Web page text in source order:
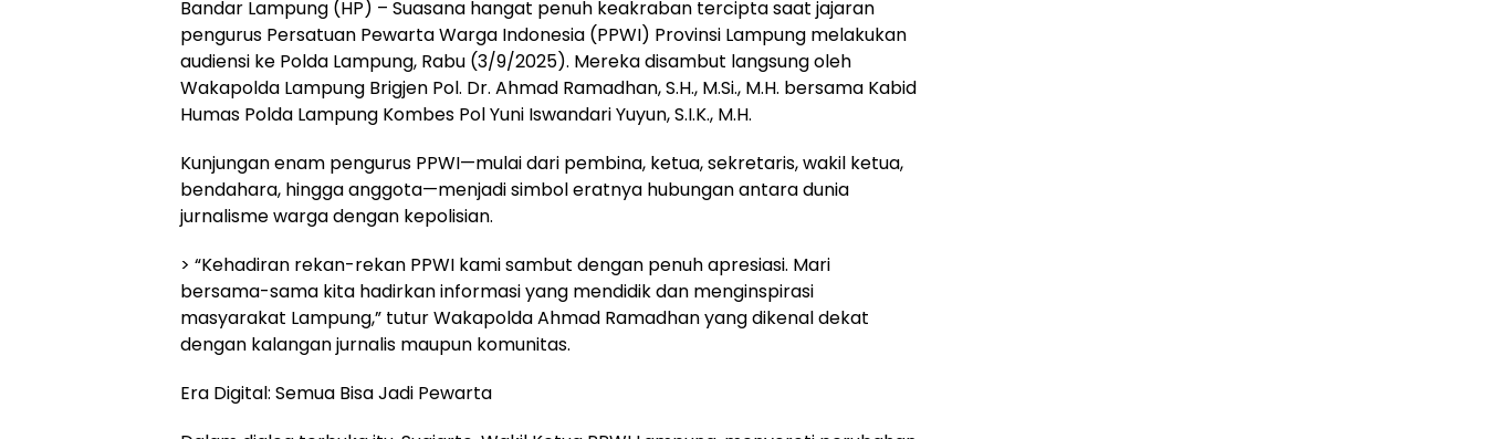
Bandar Lampung (HP) – Suasana hangat penuh keakraban tercipta saat jajaran
pengurus Persatuan Pewarta Warga Indonesia (PPWI) Provinsi Lampung melakukan
audiensi ke Polda Lampung, Rabu (3/9/2025). Mereka disambut langsung oleh
Wakapolda Lampung Brigjen Pol. Dr. Ahmad Ramadhan, S.H., M.Si., M.H. bersama Kabid
Humas Polda Lampung Kombes Pol Yuni Iswandari Yuyun, S.I.K., M.H.
Kunjungan enam pengurus PPWI—mulai dari pembina, ketua, sekretaris, wakil ketua,
bendahara, hingga anggota—menjadi simbol eratnya hubungan antara dunia
jurnalisme warga dengan kepolisian.
> “Kehadiran rekan-rekan PPWI kami sambut dengan penuh apresiasi. Mari
bersama-sama kita hadirkan informasi yang mendidik dan menginspirasi
masyarakat Lampung,” tutur Wakapolda Ahmad Ramadhan yang dikenal dekat
dengan kalangan jurnalis maupun komunitas.
Era Digital: Semua Bisa Jadi Pewarta